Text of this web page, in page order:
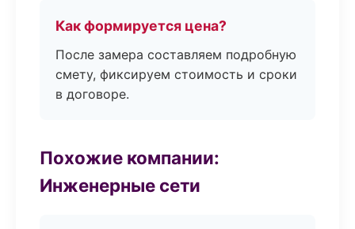
Как формируется цена?
После замера составляем подробную
смету, фиксируем стоимость и сроки
в договоре.
Похожие компании:
Инженерные сети